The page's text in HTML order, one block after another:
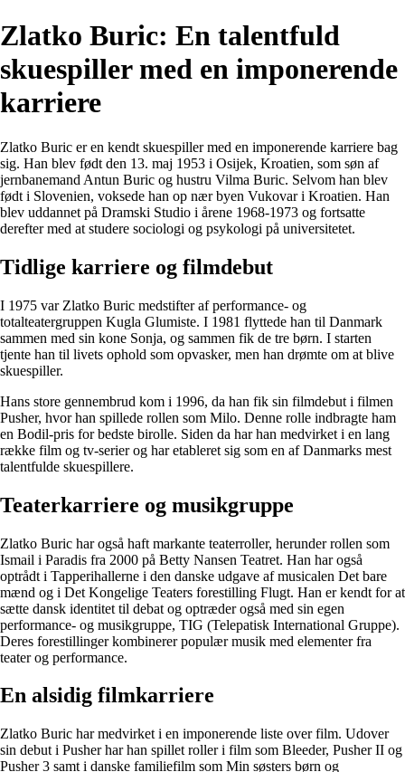
Zlatko Buric: En talentfuld
skuespiller med en imponerende
karriere
Zlatko Buric er en kendt skuespiller med en imponerende karriere bag
sig. Han blev født den 13. maj 1953 i Osijek, Kroatien, som søn af
jernbanemand Antun Buric og hustru Vilma Buric. Selvom han blev
født i Slovenien, voksede han op nær byen Vukovar i Kroatien. Han
blev uddannet på Dramski Studio i årene 1968-1973 og fortsatte
derefter med at studere sociologi og psykologi på universitetet.
Tidlige karriere og filmdebut
I 1975 var Zlatko Buric medstifter af performance- og
totalteatergruppen Kugla Glumiste. I 1981 flyttede han til Danmark
sammen med sin kone Sonja, og sammen fik de tre børn. I starten
tjente han til livets ophold som opvasker, men han drømte om at blive
skuespiller.
Hans store gennembrud kom i 1996, da han fik sin filmdebut i filmen
Pusher, hvor han spillede rollen som Milo. Denne rolle indbragte ham
en Bodil-pris for bedste birolle. Siden da har han medvirket i en lang
række film og tv-serier og har etableret sig som en af Danmarks mest
talentfulde skuespillere.
Teaterkarriere og musikgruppe
Zlatko Buric har også haft markante teaterroller, herunder rollen som
Ismail i Paradis fra 2000 på Betty Nansen Teatret. Han har også
optrådt i Tapperihallerne i den danske udgave af musicalen Det bare
mænd og i Det Kongelige Teaters forestilling Flugt. Han er kendt for at
sætte dansk identitet til debat og optræder også med sin egen
performance- og musikgruppe, TIG (Telepatisk International Gruppe).
Deres forestillinger kombinerer populær musik med elementer fra
teater og performance.
En alsidig filmkarriere
Zlatko Buric har medvirket i en imponerende liste over film. Udover
sin debut i Pusher har han spillet roller i film som Bleeder, Pusher II og
Pusher 3 samt i danske familiefilm som Min søsters børn og